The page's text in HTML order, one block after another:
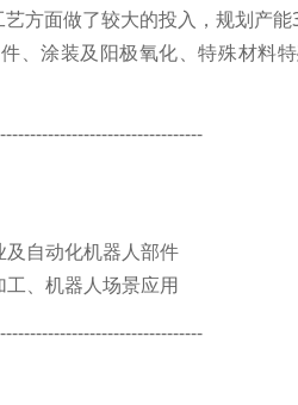
方面做了较大的投入，规划产能
、涂装及阳极氧化、特殊材料
自动化机器人部件
、机器人场景应用